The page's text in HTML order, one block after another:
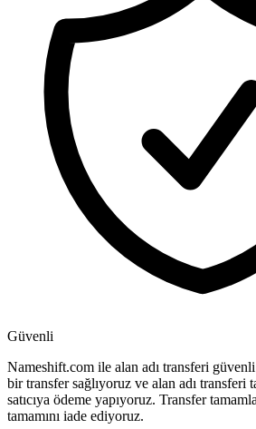
Güvenli
Nameshift.com ile alan adı transferi
bir transfer sağlıyoruz ve alan adı transferi
satıcıya ödeme yapıyoruz. Transfer
tamamını iade ediyoruz.